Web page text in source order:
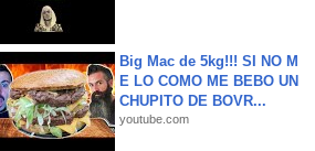
Big Mac de 5kg!!! SI NO M
E LO COMO ME BEBO UN
CHUPITO DE BOVR...
youtube.com